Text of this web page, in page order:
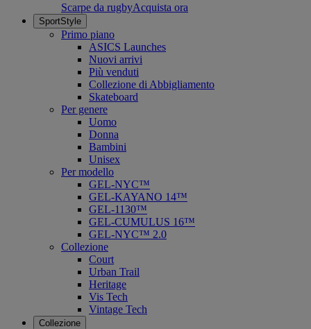
Scarpe da rugbyAcquista ora
SportStyle
Primo piano
ASICS Launches
Nuovi arrivi
Più venduti
Collezione di Abbigliamento
Skateboard
Per genere
Uomo
Donna
Bambini
Unisex
Per modello
GEL-NYC™
GEL-KAYANO 14™
GEL-1130™
GEL-CUMULUS 16™
GEL-NYC™ 2.0
Collezione
Court
Urban Trail
Heritage
Vis Tech
Vintage Tech
Collezione